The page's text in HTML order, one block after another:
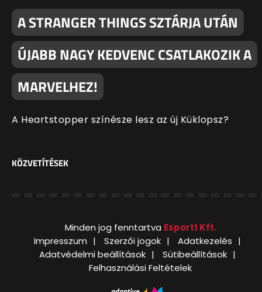
A STRANGER THINGS SZTÁRJA UTÁN
ÚJABB NAGY KEDVENC CSATLAKOZIK A
MARVELHEZ!
A Heartstopper színésze lesz az új Küklopsz?
KÖZVETÍTÉSEK
Minden jog fenntartva Esport1 Kft.
Impresszum
Szerzői jogok
Adatkezelés
Adatvédelmi beállítások
Sütibeállítások
Felhasználási Feltételek